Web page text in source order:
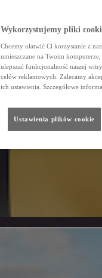
Wykorzystujemy pliki
Chcemy ułatwić Ci korzystanie z
umieszczane na Twoim
ulepszać funkcjonalność naszej
celów reklamowych. Zalecamy
ich ustawienia. Szczegółowe
Ustawienia plików cookie